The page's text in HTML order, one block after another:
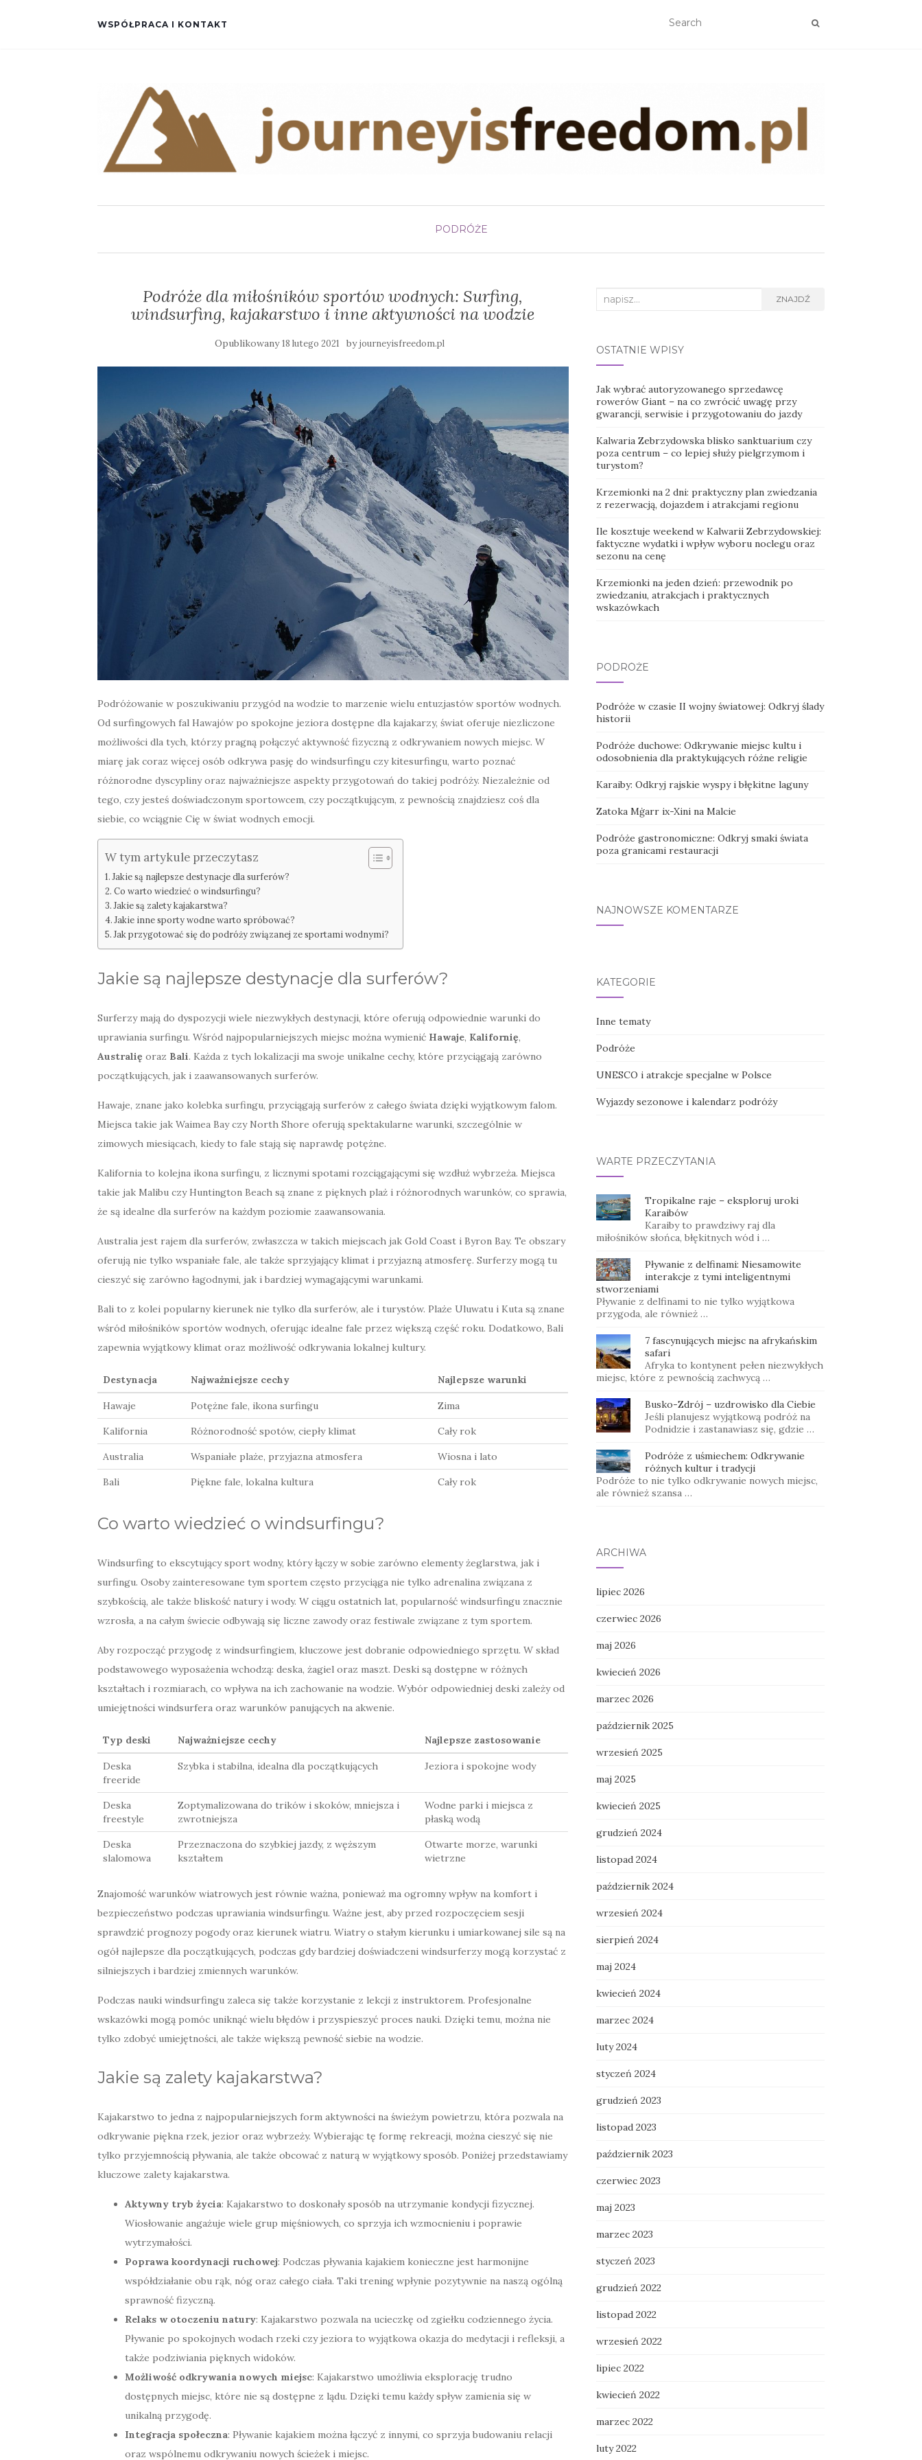
WSPÓŁPRACA I KONTAKT
PODRÓŻE
Podróże dla miłośników sportów wodnych: Surfing,
windsurfing, kajakarstwo i inne aktywności na wodzie
Opublikowany18 lutego 2021 byjourneyisfreedom.pl
Podróżowanie w poszukiwaniu przygód na wodzie to marzenie wielu entuzjastów sportów wodnych.
Od surfingowych fal Hawajów po spokojne jeziora dostępne dla kajakarzy, świat oferuje niezliczone
możliwości dla tych, którzy pragną połączyć aktywność fizyczną z odkrywaniem nowych miejsc. W
miarę jak coraz więcej osób odkrywa pasję do windsurfingu czy kitesurfingu, warto poznać
różnorodne dyscypliny oraz najważniejsze aspekty przygotowań do takiej podróży. Niezależnie od
tego, czy jesteś doświadczonym sportowcem, czy początkującym, z pewnością znajdziesz coś dla
siebie, co wciągnie Cię w świat wodnych emocji.
W tym artykule przeczytasz
Jakie są najlepsze destynacje dla surferów?
Co warto wiedzieć o windsurfingu?
Jakie są zalety kajakarstwa?
Jakie inne sporty wodne warto spróbować?
Jak przygotować się do podróży związanej ze sportami wodnymi?
Jakie są najlepsze destynacje dla surferów?
Surferzy mają do dyspozycji wiele niezwykłych destynacji, które oferują odpowiednie warunki do
uprawiania surfingu. Wśród najpopularniejszych miejsc można wymienić Hawaje, Kalifornię,
Australię oraz Bali. Każda z tych lokalizacji ma swoje unikalne cechy, które przyciągają zarówno
początkujących, jak i zaawansowanych surferów.
Hawaje, znane jako kolebka surfingu, przyciągają surferów z całego świata dzięki wyjątkowym falom.
Miejsca takie jak Waimea Bay czy North Shore oferują spektakularne warunki, szczególnie w
zimowych miesiącach, kiedy to fale stają się naprawdę potężne.
Kalifornia to kolejna ikona surfingu, z licznymi spotami rozciągającymi się wzdłuż wybrzeża. Miejsca
takie jak Malibu czy Huntington Beach są znane z pięknych plaż i różnorodnych warunków, co sprawia,
że są idealne dla surferów na każdym poziomie zaawansowania.
Australia jest rajem dla surferów, zwłaszcza w takich miejscach jak Gold Coast i Byron Bay. Te obszary
oferują nie tylko wspaniałe fale, ale także sprzyjający klimat i przyjazną atmosferę. Surferzy mogą tu
cieszyć się zarówno łagodnymi, jak i bardziej wymagającymi warunkami.
Bali to z kolei popularny kierunek nie tylko dla surferów, ale i turystów. Plaże Uluwatu i Kuta są znane
wśród miłośników sportów wodnych, oferując idealne fale przez większą część roku. Dodatkowo, Bali
zapewnia wyjątkowy klimat oraz możliwość odkrywania lokalnej kultury.
Destynacja Najważniejsze cechy Najlepsze warunki
Hawaje Potężne fale, ikona surfingu Zima
Kalifornia Różnorodność spotów, ciepły klimat Cały rok
Australia Wspaniałe plaże, przyjazna atmosfera Wiosna i lato
Bali Piękne fale, lokalna kultura Cały rok
Co warto wiedzieć o windsurfingu?
Windsurfing to ekscytujący sport wodny, który łączy w sobie zarówno elementy żeglarstwa, jak i
surfingu. Osoby zainteresowane tym sportem często przyciąga nie tylko adrenalina związana z
szybkością, ale także bliskość natury i wody. W ciągu ostatnich lat, popularność windsurfingu znacznie
wzrosła, a na całym świecie odbywają się liczne zawody oraz festiwale związane z tym sportem.
Aby rozpocząć przygodę z windsurfingiem, kluczowe jest dobranie odpowiedniego sprzętu. W skład
podstawowego wyposażenia wchodzą: deska, żagiel oraz maszt. Deski są dostępne w różnych
kształtach i rozmiarach, co wpływa na ich zachowanie na wodzie. Wybór odpowiedniej deski zależy od
umiejętności windsurfera oraz warunków panujących na akwenie.
Typ deski Najważniejsze cechy Najlepsze zastosowanie
Deska
freeride
Szybka i stabilna, idealna dla początkujących Jeziora i spokojne wody
Deska
freestyle
Zoptymalizowana do trików i skoków, mniejsza i
zwrotniejsza
Wodne parki i miejsca z
płaską wodą
Deska
slalomowa
Przeznaczona do szybkiej jazdy, z węższym
kształtem
Otwarte morze, warunki
wietrzne
Znajomość warunków wiatrowych jest równie ważna, ponieważ ma ogromny wpływ na komfort i
bezpieczeństwo podczas uprawiania windsurfingu. Ważne jest, aby przed rozpoczęciem sesji
sprawdzić prognozy pogody oraz kierunek wiatru. Wiatry o stałym kierunku i umiarkowanej sile są na
ogół najlepsze dla początkujących, podczas gdy bardziej doświadczeni windsurferzy mogą korzystać z
silniejszych i bardziej zmiennych warunków.
Podczas nauki windsurfingu zaleca się także korzystanie z lekcji z instruktorem. Profesjonalne
wskazówki mogą pomóc uniknąć wielu błędów i przyspieszyć proces nauki. Dzięki temu, można nie
tylko zdobyć umiejętności, ale także większą pewność siebie na wodzie.
Jakie są zalety kajakarstwa?
Kajakarstwo to jedna z najpopularniejszych form aktywności na świeżym powietrzu, która pozwala na
odkrywanie piękna rzek, jezior oraz wybrzeży. Wybierając tę formę rekreacji, można cieszyć się nie
tylko przyjemnością pływania, ale także obcować z naturą w wyjątkowy sposób. Poniżej przedstawiamy
kluczowe zalety kajakarstwa.
Aktywny tryb życia: Kajakarstwo to doskonały sposób na utrzymanie kondycji fizycznej.
Wiosłowanie angażuje wiele grup mięśniowych, co sprzyja ich wzmocnieniu i poprawie
wytrzymałości.
Poprawa koordynacji ruchowej: Podczas pływania kajakiem konieczne jest harmonijne
współdziałanie obu rąk, nóg oraz całego ciała. Taki trening wpłynie pozytywnie na naszą ogólną
sprawność fizyczną.
Relaks w otoczeniu natury: Kajakarstwo pozwala na ucieczkę od zgiełku codziennego życia.
Pływanie po spokojnych wodach rzeki czy jeziora to wyjątkowa okazja do medytacji i refleksji, a
także podziwiania pięknych widoków.
Możliwość odkrywania nowych miejsc: Kajakarstwo umożliwia eksplorację trudno
dostępnych miejsc, które nie są dostępne z lądu. Dzięki temu każdy spływ zamienia się w
unikalną przygodę.
Integracja społeczna: Pływanie kajakiem można łączyć z innymi, co sprzyja budowaniu relacji
oraz wspólnemu odkrywaniu nowych ścieżek i miejsc.
Search
ZNAJDŹ
OSTATNIE WPISY
Jak wybrać autoryzowanego sprzedawcę
rowerów Giant – na co zwrócić uwagę przy
gwarancji, serwisie i przygotowaniu do jazdy
Kalwaria Zebrzydowska blisko sanktuarium czy
poza centrum – co lepiej służy pielgrzymom i
turystom?
Krzemionki na 2 dni: praktyczny plan zwiedzania
z rezerwacją, dojazdem i atrakcjami regionu
Ile kosztuje weekend w Kalwarii Zebrzydowskiej:
faktyczne wydatki i wpływ wyboru noclegu oraz
sezonu na cenę
Krzemionki na jeden dzień: przewodnik po
zwiedzaniu, atrakcjach i praktycznych
wskazówkach
PODRÓŻE
Podróże w czasie II wojny światowej: Odkryj ślady
historii
Podróże duchowe: Odkrywanie miejsc kultu i
odosobnienia dla praktykujących różne religie
Karaiby: Odkryj rajskie wyspy i błękitne laguny
Zatoka Mġarr ix-Xini na Malcie
Podróże gastronomiczne: Odkryj smaki świata
poza granicami restauracji
NAJNOWSZE KOMENTARZE
KATEGORIE
Inne tematy
Podróże
UNESCO i atrakcje specjalne w Polsce
Wyjazdy sezonowe i kalendarz podróży
WARTE PRZECZYTANIA
Tropikalne raje – eksploruj uroki
Karaibów
Karaiby to prawdziwy raj dla
miłośników słońca, błękitnych wód i …
Pływanie z delfinami: Niesamowite
interakcje z tymi inteligentnymi
stworzeniami
Pływanie z delfinami to nie tylko wyjątkowa
przygoda, ale również …
7 fascynujących miejsc na afrykańskim
safari
Afryka to kontynent pełen niezwykłych
miejsc, które z pewnością zachwycą …
Busko-Zdrój – uzdrowisko dla Ciebie
Jeśli planujesz wyjątkową podróż na
Podnidzie i zastanawiasz się, gdzie …
Podróże z uśmiechem: Odkrywanie
różnych kultur i tradycji
Podróże to nie tylko odkrywanie nowych miejsc,
ale również szansa …
ARCHIWA
lipiec 2026
czerwiec 2026
maj 2026
kwiecień 2026
marzec 2026
październik 2025
wrzesień 2025
maj 2025
kwiecień 2025
grudzień 2024
listopad 2024
październik 2024
wrzesień 2024
sierpień 2024
maj 2024
kwiecień 2024
marzec 2024
luty 2024
styczeń 2024
grudzień 2023
listopad 2023
październik 2023
czerwiec 2023
maj 2023
marzec 2023
styczeń 2023
grudzień 2022
listopad 2022
wrzesień 2022
lipiec 2022
kwiecień 2022
marzec 2022
luty 2022